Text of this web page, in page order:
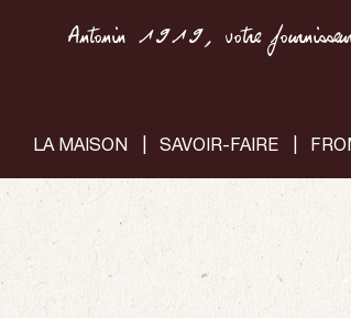
Antonin 1919, votre
LA MAISON SAVOIR-FAIRE